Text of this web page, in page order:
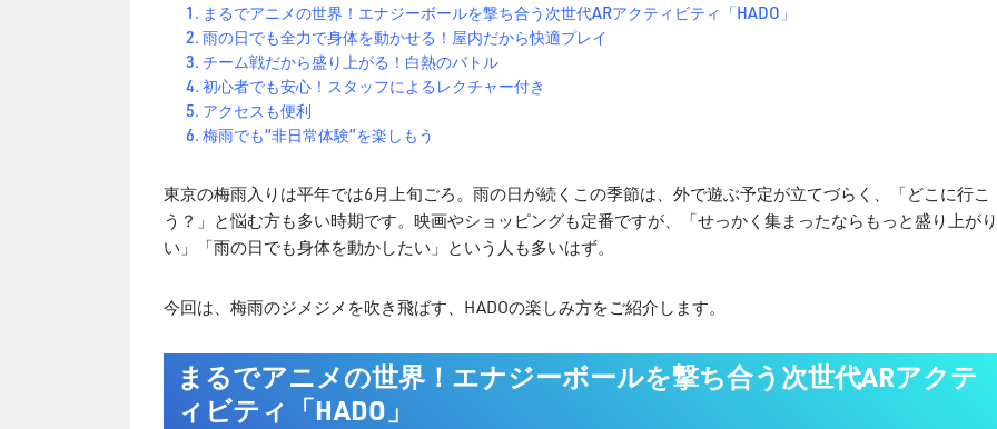
まるでアニメの世界！エナジーボールを撃ち合う次世代ARアクティビティ「HADO」
雨の日でも全力で身体を動かせる！屋内だから快適プレイ
チーム戦だから盛り上がる！白熱のバトル
初心者でも安心！スタッフによるレクチャー付き
アクセスも便利
梅雨でも“非日常体験”を楽しもう
東京の梅雨入りは平年では6月上旬ごろ。雨の日が続くこの季節は、外で遊ぶ予定が立てづらく、「どこに行こ
う？」と悩む方も多い時期です。映画やショッピングも定番ですが、「せっかく集まったならもっと盛り上が
い」「雨の日でも身体を動かしたい」という人も多いはず。
今回は、梅雨のジメジメを吹き飛ばす、HADOの楽しみ方をご紹介します。
まるでアニメの世界！エナジーボールを撃ち合う次世代ARアクテ
ィビティ「HADO」